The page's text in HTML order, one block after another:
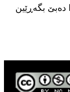
دەبێ بگەڕێین